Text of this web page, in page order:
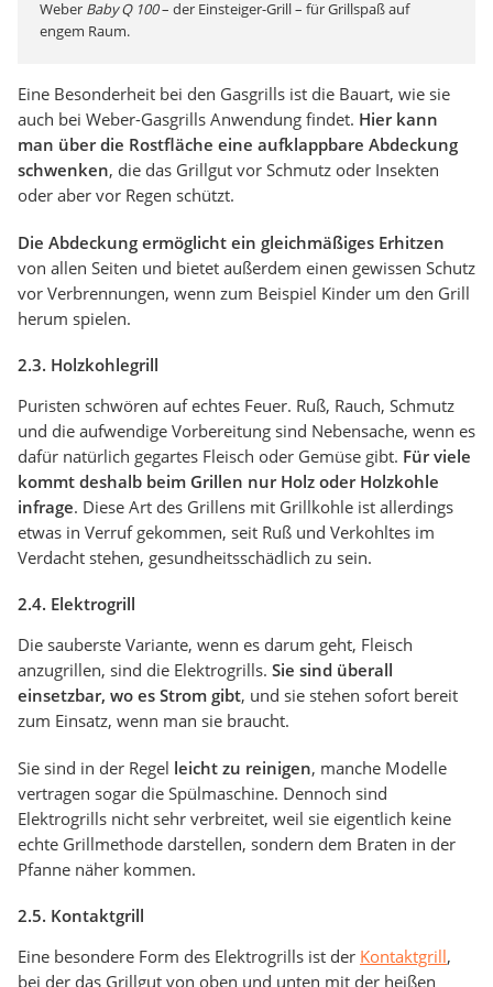
Weber Baby Q 100– der Einsteiger-Grill – für Grillspaß auf
engem Raum.
Eine Besonderheit bei den Gasgrills ist die Bauart, wie sie
auch bei Weber-Gasgrills Anwendung findet. Hier kann
man über die Rostfläche eine aufklappbare Abdeckung
schwenken, die das Grillgut vor Schmutz oder Insekten
oder aber vor Regen schützt.
Die Abdeckung ermöglicht ein gleichmäßiges Erhitzen
von allen Seiten und bietet außerdem einen gewissen Schutz
vor Verbrennungen, wenn zum Beispiel Kinder um den Grill
herum spielen.
2.3. Holzkohlegrill
Puristen schwören auf echtes Feuer. Ruß, Rauch, Schmutz
und die aufwendige Vorbereitung sind Nebensache, wenn es
dafür natürlich gegartes Fleisch oder Gemüse gibt. Für viele
kommt deshalb beim Grillen nur Holz oder Holzkohle
infrage. Diese Art des Grillens mit Grillkohle ist allerdings
etwas in Verruf gekommen, seit Ruß und Verkohltes im
Verdacht stehen, gesundheitsschädlich zu sein.
2.4. Elektrogrill
Die sauberste Variante, wenn es darum geht, Fleisch
anzugrillen, sind die Elektrogrills. Sie sind überall
einsetzbar, wo es Strom gibt, und sie stehen sofort bereit
zum Einsatz, wenn man sie braucht.
Sie sind in der Regel leicht zu reinigen, manche Modelle
vertragen sogar die Spülmaschine. Dennoch sind
Elektrogrills nicht sehr verbreitet, weil sie eigentlich keine
echte Grillmethode darstellen, sondern dem Braten in der
Pfanne näher kommen.
2.5. Kontaktgrill
Eine besondere Form des Elektrogrills ist der Kontaktgrill,
bei der das Grillgut von oben und unten mit der heißen